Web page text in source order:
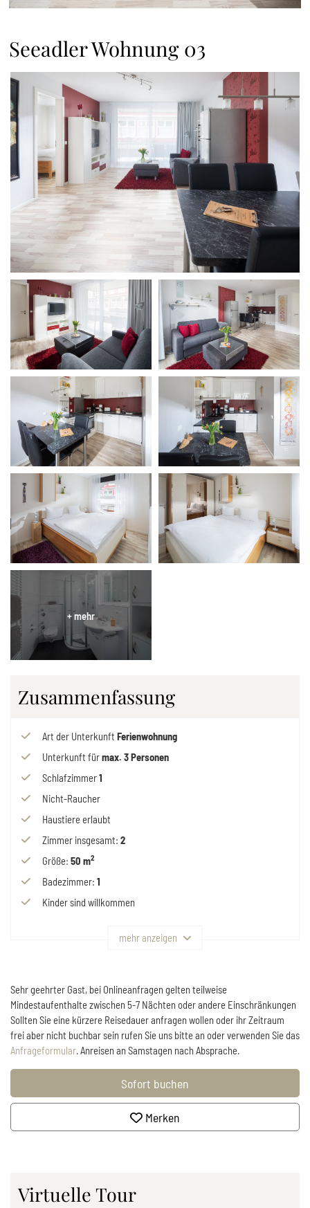
Seeadler Wohnung 03
Zusammenfassung
Art der Unterkunft Ferienwohnung
Unterkunft fürmax. 3Personen
Schlafzimmer1
Nicht-Raucher
Haustiere erlaubt
Zimmer insgesamt: 2
Größe: 50 m2
Badezimmer: 1
Kinder sind willkommen
mehr anzeigen
Sehr geehrter Gast, bei Onlineanfragen gelten teilweise
Mindestaufenthalte zwischen 5-7 Nächten oder andere Einschränkungen
Sollten Sie eine kürzere Reisedauer anfragen wollen oder ihr Zeitraum
frei aber nicht buchbar sein rufen Sie uns bitte an oder verwenden Sie das
Anfrageformular . Anreisen an Samstagen nach Absprache.
Sofort buchen
Merken
Virtuelle Tour